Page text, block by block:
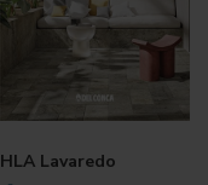
HLA Lavaredo